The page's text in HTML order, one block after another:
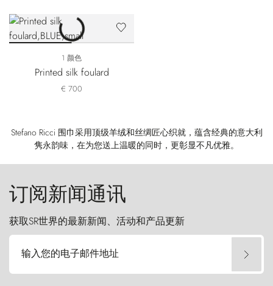
1 颜色
Printed silk foulard
€ 700
Stefano Ricci 围巾采用顶级羊绒和丝绸匠心织就，蕴含经典的意大利
隽永韵味，在为您送上温暖的同时，更彰显不凡优雅。
订阅新闻通讯
获取SR世界的最新新闻、活动和产品更新
输入您的电子邮件地址